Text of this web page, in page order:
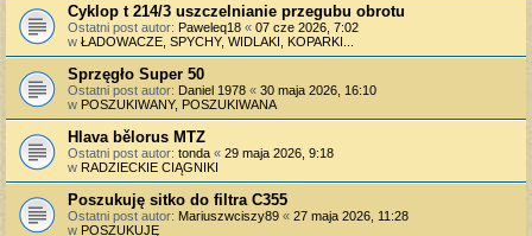
Cyklop t 214/3 uszczelnianie przegubu obrotu
Ostatni post autor: Paweleq18 « 07 cze 2026, 7:02
w ŁADOWACZE, SPYCHY, WIDLAKI, KOPARKI...
Sprzęgło Super 50
Ostatni post autor: Daniel 1978 « 30 maja 2026, 16:10
w POSZUKIWANY, POSZUKIWANA
Hlava bělorus MTZ
Ostatni post autor: tonda « 29 maja 2026, 9:18
w RADZIECKIE CIĄGNIKI
Poszukuję sitko do filtra C355
Ostatni post autor: Mariuszwciszy89 « 27 maja 2026, 11:28
w POSZUKUJĘ